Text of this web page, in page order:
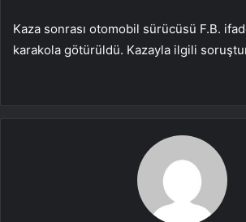
Kaza sonrası otomobil sürücüsü F.B.
karakola götürüldü. Kazayla ilgili